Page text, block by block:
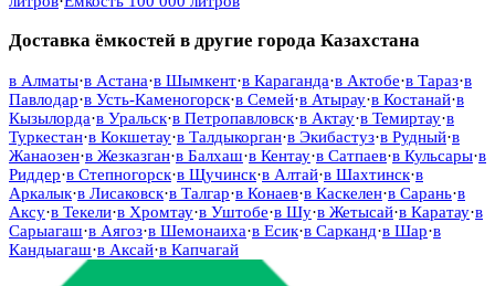
Доставка ёмкостей в другие города Казахстана
в Алматы·в Астана·в Шымкент·в Караганда·в Актобе·в Тараз·в
Павлодар·в Усть-Каменогорск·в Семей·в Атырау·в Костанай·в
Кызылорда·в Уральск·в Петропавловск·в Актау·в Темиртау·в
Туркестан·в Кокшетау·в Талдыкорган·в Экибастуз·в Рудный·в
Жанаозен·в Жезказган·в Балхаш·в Кентау·в Сатпаев·в Кульсары·в
Риддер·в Степногорск·в Щучинск·в Алтай·в Шахтинск·в
Аркалык·в Лисаковск·в Талгар·в Конаев·в Каскелен·в Сарань·в
Аксу·в Текели·в Хромтау·в Уштобе·в Шу·в Жетысай·в Каратау·в
Сарыагаш·в Аягоз·в Шемонаиха·в Есик·в Сарканд·в Шар·в
Кандыагаш·в Аксай·в Капчагай